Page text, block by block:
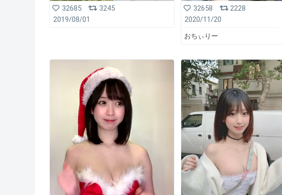
32685
3245
2019/08/01
32658
2228
2020/11/20
おちぃりー